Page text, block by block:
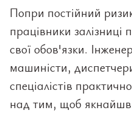
Попри постійний
працівники
свої обов'язки.
машиністи,
спеціалістів
над тим, щоб